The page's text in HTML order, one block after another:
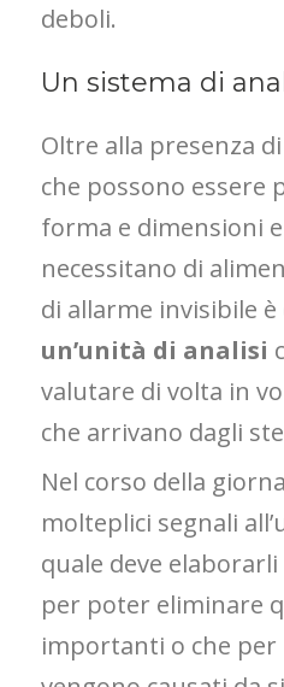
deboli.
Un sistema di
Oltre alla presenza
che possono essere
forma e dimensioni
necessitano di
di allarme invisibile
un’unità di analisi
valutare di volta in
che arrivano dagli
Nel corso della
molteplici segnali
quale deve
per poter eliminare
importanti o che per